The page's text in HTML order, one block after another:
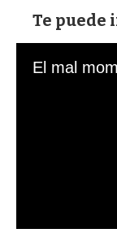
Te puede